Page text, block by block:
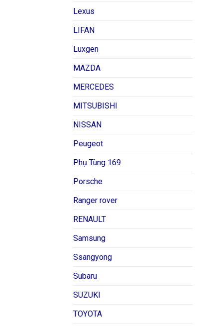
Lexus
LIFAN
Luxgen
MAZDA
MERCEDES
MITSUBISHI
NISSAN
Peugeot
Phụ Tùng 169
Porsche
Ranger rover
RENAULT
Samsung
Ssangyong
Subaru
SUZUKI
TOYOTA